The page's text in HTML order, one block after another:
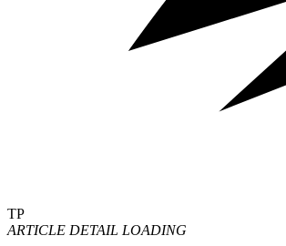
TP
ARTICLE DETAIL LOADING